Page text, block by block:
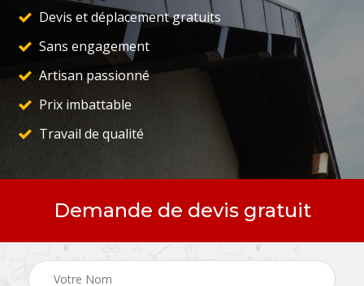
Devis et déplacement gratuits
Sans engagement
Artisan passionné
Prix imbattable
Travail de qualité
Demande de devis gratuit